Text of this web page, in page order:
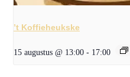
’t Koffieheukske
15 augustus @ 13:00 - 17:00